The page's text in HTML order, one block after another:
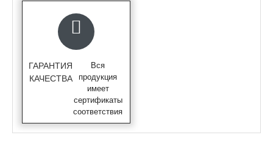
ГАРАНТИЯ
КАЧЕСТВА
Вся
продукция
имеет
сертификаты
соответствия